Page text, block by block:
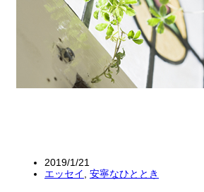
2019/1/21
エッセイ, 安寧なひととき